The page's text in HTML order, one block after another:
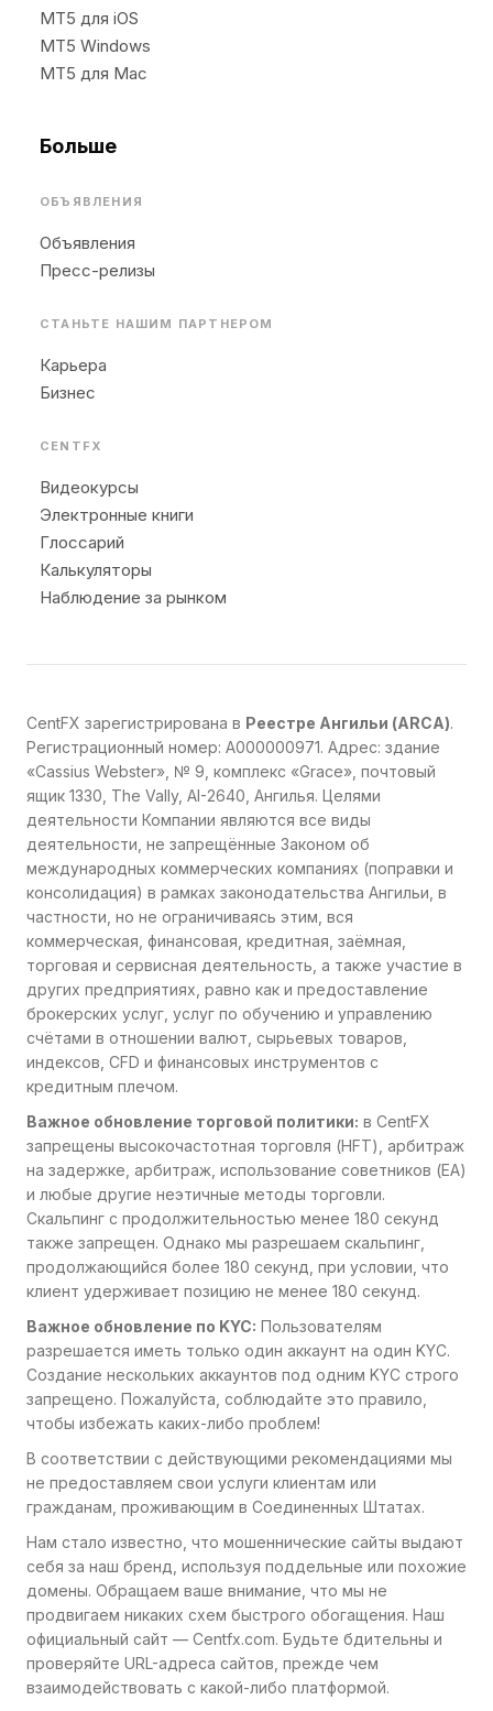
MT5 для iOS
MT5 Windows
MT5 для Mac
Больше
ОБЪЯВЛЕНИЯ
Объявления
Пресс-релизы
СТАНЬТЕ НАШИМ ПАРТНЕРОМ
Карьера
Бизнес
CENTFX
Видеокурсы
Электронные книги
Глоссарий
Калькуляторы
Наблюдение за рынком
CentFX зарегистрирована в Реестре Ангильи (ARCA).
Регистрационный номер: A000000971. Адрес: здание
«Cassius Webster», № 9, комплекс «Grace», почтовый
ящик 1330, The Vally, AI-2640, Ангилья. Целями
деятельности Компании являются все виды
деятельности, не запрещённые Законом об
международных коммерческих компаниях (поправки и
консолидация) в рамках законодательства Ангильи, в
частности, но не ограничиваясь этим, вся
коммерческая, финансовая, кредитная, заёмная,
торговая и сервисная деятельность, а также участие в
других предприятиях, равно как и предоставление
брокерских услуг, услуг по обучению и управлению
счётами в отношении валют, сырьевых товаров,
индексов, CFD и финансовых инструментов с
кредитным плечом.
Важное обновление торговой политики: в CentFX
запрещены высокочастотная торговля (HFT), арбитраж
на задержке, арбитраж, использование советников (EA)
и любые другие неэтичные методы торговли.
Скальпинг с продолжительностью менее 180 секунд
также запрещен. Однако мы разрешаем скальпинг,
продолжающийся более 180 секунд, при условии, что
клиент удерживает позицию не менее 180 секунд.
Важное обновление по KYC: Пользователям
разрешается иметь только один аккаунт на один KYC.
Создание нескольких аккаунтов под одним KYC строго
запрещено. Пожалуйста, соблюдайте это правило,
чтобы избежать каких-либо проблем!
В соответствии с действующими рекомендациями мы
не предоставляем свои услуги клиентам или
гражданам, проживающим в Соединенных Штатах.
Нам стало известно, что мошеннические сайты выдают
себя за наш бренд, используя поддельные или похожие
домены. Обращаем ваше внимание, что мы не
продвигаем никаких схем быстрого обогащения. Наш
официальный сайт — Centfx.com. Будьте бдительны и
проверяйте URL-адреса сайтов, прежде чем
взаимодействовать с какой-либо платформой.